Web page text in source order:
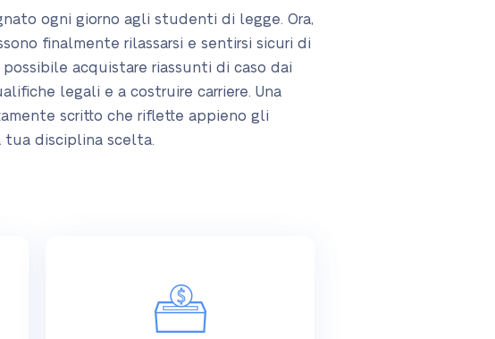
ogni giorno agli studenti di legge. Ora,
finalmente rilassarsi e sentirsi sicuri di
acquistare riassunti di caso dai
legali e a costruire carriere. Una
scritto che riflette appieno gli
disciplina scelta.